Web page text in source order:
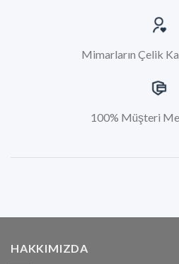
Mimarların Çelik
100% Müşteri
HAKKIMIZDA